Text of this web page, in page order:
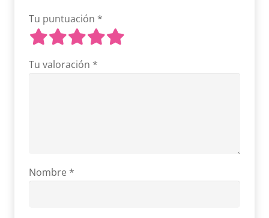
Tu puntuación *
Tu valoración *
Nombre *